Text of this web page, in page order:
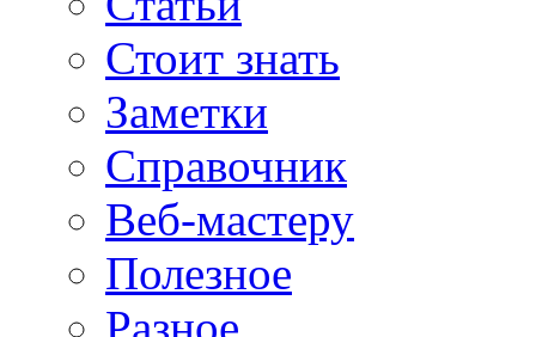
Стоит знать
Заметки
Справочник
Веб-мастеру
Полезное
Разное